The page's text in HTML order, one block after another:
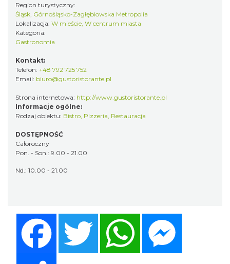
Region turystyczny:
Śląsk, Górnośląsko-Zagłębiowska Metropolia
Lokalizacja: W mieście, W centrum miasta
Kategoria:
Gastronomia
Kontakt:
Telefon: +48 792 725 752
Email: biuro@gustoristorante.pl
Strona internetowa: http://www.gustoristorante.pl
Informacje ogólne:
Rodzaj obiektu: Bistro Pizzeria Restauracja
DOSTĘPNOŚĆ
Całoroczny
Pon. - Son.: 9.00 - 21.00
Nd.: 10.00 - 21.00
Twitter